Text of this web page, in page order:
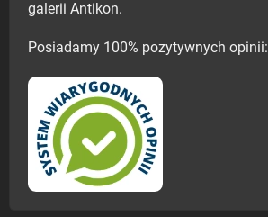
galerii Antikon.
Posiadamy 100% pozytywnych opinii: